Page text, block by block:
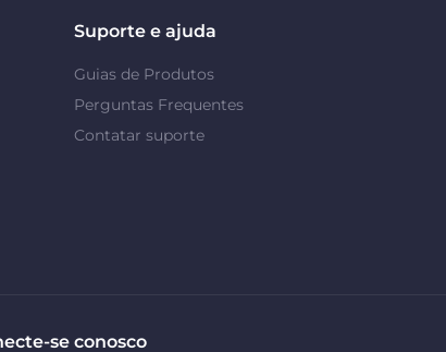
Suporte e ajuda
Guias de Produtos
Perguntas Frequentes
Contatar suporte
se conosco